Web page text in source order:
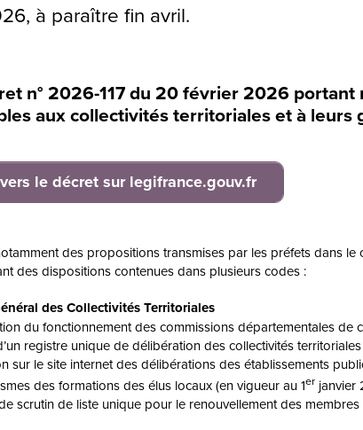
à paraître fin avril.
n° 2026-117 du 20 février 2026
aux collectivités territoriales et à leurs
le décret sur legifrance.gouv.fr
des propositions transmises par les préfets dans
des dispositions contenues dans plusieurs codes :
des Collectivités Territoriales
du fonctionnement des commissions départementales de
registre unique de délibération des collectivités
sur le site internet des délibérations des établissements
des formations des élus locaux (en vigueur au 1er janvier
scrutin de liste unique pour le renouvellement des